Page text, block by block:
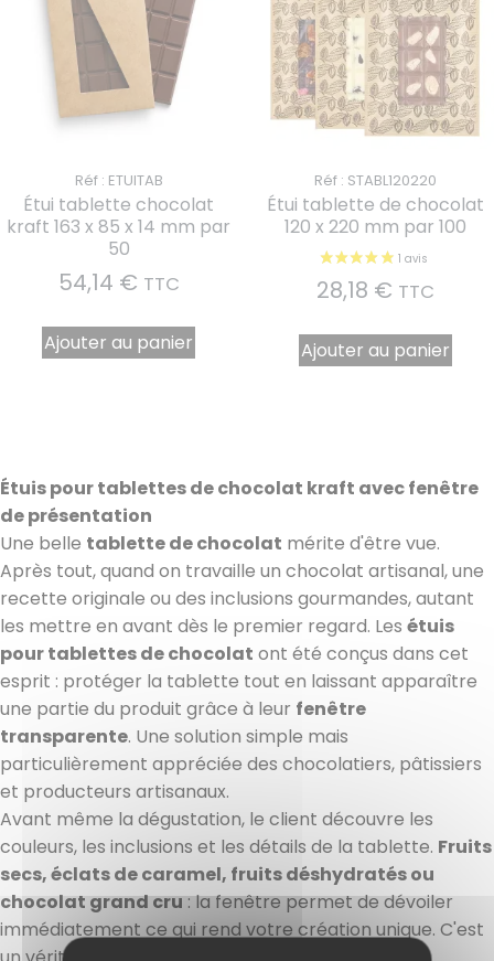
Réf : ETUITAB
Étui tablette chocolat
kraft 163 x 85 x 14 mm par
50
54,14 € TTC
Ajouter au panier
Réf : STABL120220
Étui tablette de chocolat
120 x 220 mm par 100
28,18 € TTC
Ajouter au panier
Étuis pour tablettes de chocolat kraft avec fenêtre
de présentation
Une belle tablette de chocolat mérite d'être vue.
Après tout, quand on travaille un chocolat artisanal, une
recette originale ou des inclusions gourmandes, autant
les mettre en avant dès le premier regard. Les étuis
pour tablettes de chocolat ont été conçus dans cet
esprit : protéger la tablette tout en laissant apparaître
une partie du produit grâce à leur fenêtre
transparente. Une solution simple mais
particulièrement appréciée des chocolatiers, pâtissiers
et producteurs artisanaux.
Avant même la dégustation, le client découvre les
couleurs, les inclusions et les détails de la tablette. Fruits
secs, éclats de caramel, fruits déshydratés ou
chocolat grand cru: la fenêtre permet de dévoiler
immédiatement ce qui rend votre création unique. C'est